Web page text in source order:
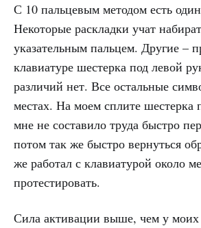
С 10 пальцевым методом есть
Некоторые раскладки учат
указательным пальцем. Другие –
клавиатуре шестерка под левой
различий нет. Все остальные
местах. На моем сплите шестерка
мне не составило труда быстро
потом так же быстро вернуться
же работал с клавиатурой около
протестировать.
Сила активации выше, чем у